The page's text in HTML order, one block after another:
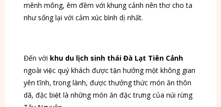
mênh mông, êm đềm với khung cảnh nên thơ cho ta
như sống lại với cảm xúc bình dị nhất.
Đến với khu du lịch sinh thái Đà Lạt Tiên Cảnh
ngoài việc quý khách được tận hưởng một không gian
yên tĩnh, trong lành, được thưởng thức món ăn thôn
dã, đặc biệt là những món ăn đặc trưng của núi rừng